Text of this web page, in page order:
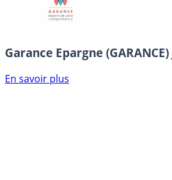
Garance Epargne (GARANCE)
En savoir plus